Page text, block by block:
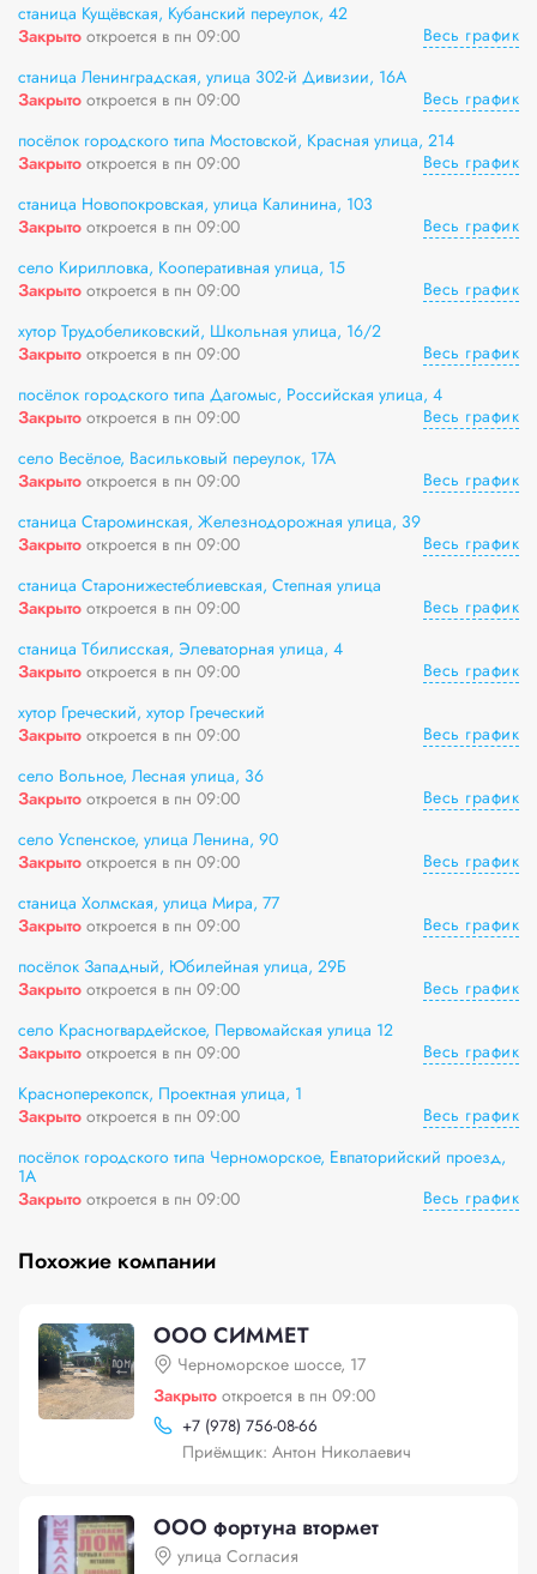
станица Кущёвская, Кубанский переулок, 42
Закрыто откроется в пн 09:00
Весь график
станица Ленинградская, улица 302-й Дивизии, 16А
Закрыто откроется в пн 09:00
Весь график
посёлок городского типа Мостовской, Красная улица, 214
Закрыто откроется в пн 09:00
Весь график
станица Новопокровская, улица Калинина, 103
Закрыто откроется в пн 09:00
Весь график
село Кирилловка, Кооперативная улица, 15
Закрыто откроется в пн 09:00
Весь график
хутор Трудобеликовский, Школьная улица, 16/2
Закрыто откроется в пн 09:00
Весь график
посёлок городского типа Дагомыс, Российская улица, 4
Закрыто откроется в пн 09:00
Весь график
село Весёлое, Васильковый переулок, 17А
Закрыто откроется в пн 09:00
Весь график
станица Староминская, Железнодорожная улица, 39
Закрыто откроется в пн 09:00
Весь график
станица Старонижестеблиевская, Степная улица
Закрыто откроется в пн 09:00
Весь график
станица Тбилисская, Элеваторная улица, 4
Закрыто откроется в пн 09:00
Весь график
хутор Греческий, хутор Греческий
Закрыто откроется в пн 09:00
Весь график
село Вольное, Лесная улица, 36
Закрыто откроется в пн 09:00
Весь график
село Успенское, улица Ленина, 90
Закрыто откроется в пн 09:00
Весь график
станица Холмская, улица Мира, 77
Закрыто откроется в пн 09:00
Весь график
посёлок Западный, Юбилейная улица, 29Б
Закрыто откроется в пн 09:00
Весь график
село Красногвардейское, Первомайская улица 12
Закрыто откроется в пн 09:00
Весь график
Красноперекопск, Проектная улица, 1
Закрыто откроется в пн 09:00
Весь график
посёлок городского типа Черноморское, Евпаторийский проезд,
1А
Закрыто откроется в пн 09:00 Весь график
Похожие компании
ООО СИММЕТ
Черноморское шоссе, 17
Закрыто откроется в пн 09:00
+7 (978) 756-08-66
Приёмщик: Антон Николаевич
ООО фортуна втормет
улица Согласия